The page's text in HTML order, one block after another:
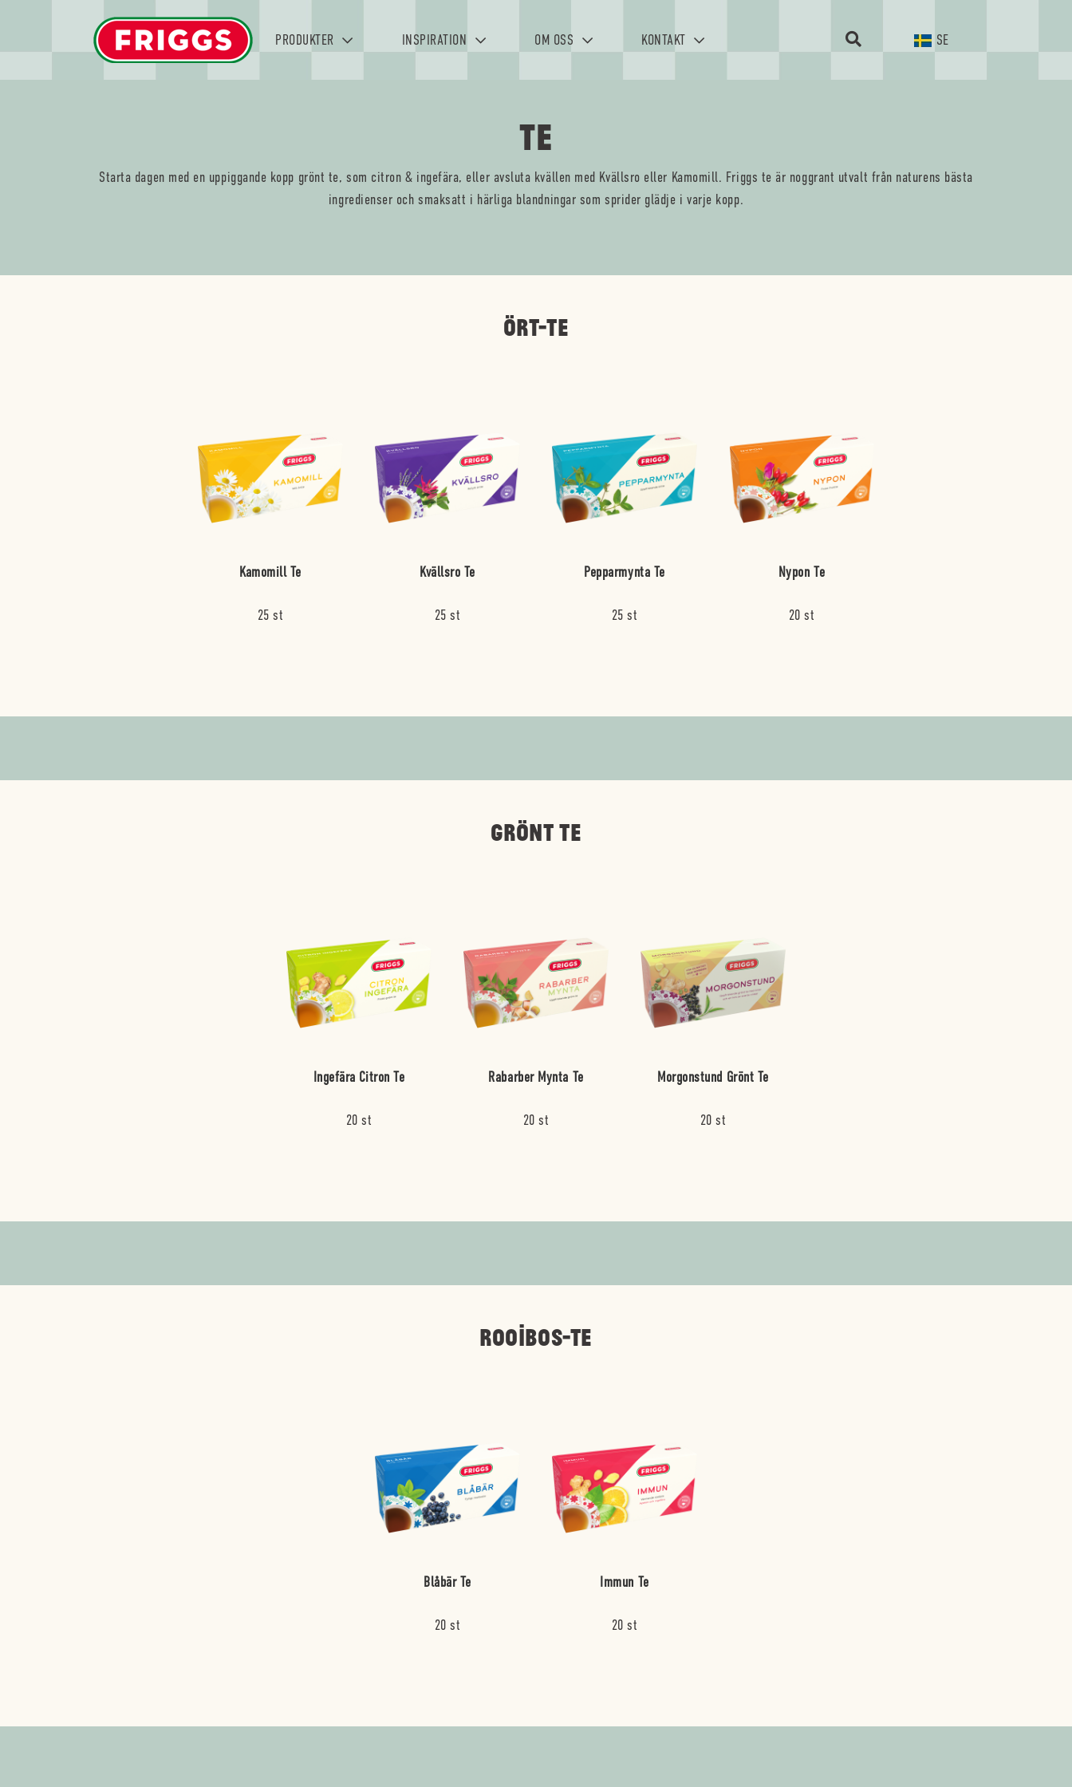
PRODUKTER INSPIRATION OM OSS KONTAKT SE
TE
Starta dagen med en uppiggande kopp grönt te, som citron & ingefära, eller avsluta kvällen med Kvällsro eller Kamomill. Friggs te är noggrant utvalt från naturens bästa
ingredienser och smaksatt i härliga blandningar som sprider glädje i varje kopp.
ÖRT-TE
Kamomill Te
25 st
Kvällsro Te
25 st
Pepparmynta Te
25 st
Nypon Te
20 st
GRÖNT TE
Ingefära Citron Te
20 st
Rabarber Mynta Te
20 st
Morgonstund Grönt Te
20 st
ROOIBOS-TE
Blåbär Te
20 st
Immun Te
20 st